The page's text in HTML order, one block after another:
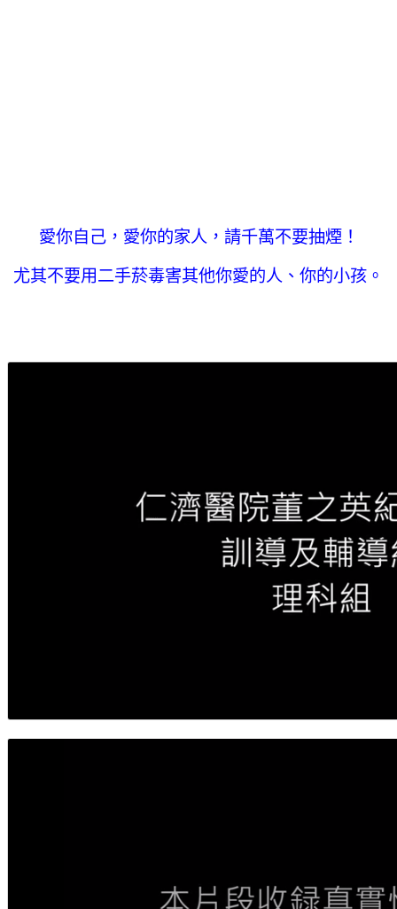
愛你自己，愛你的家人，請千萬不要抽煙！
尤其不要用二手菸毒害其他你愛的人、你的小孩。